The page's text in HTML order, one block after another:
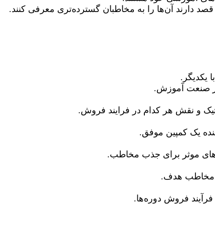
دارند آن‌ها را به مخاطبان گسترده‌تری معرفی کنند.
یکدیگر.
در صنعت آموزش.
و نقش هر کدام در فرایند فروش.
یک کمپین موفق.
موثر برای جذب مخاطب.
مخاطب هدف.
فروش دوره‌ها.